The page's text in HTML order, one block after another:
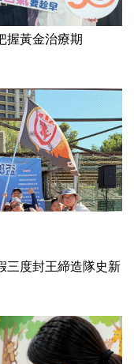
黃金治療期
度封王締造隊史新